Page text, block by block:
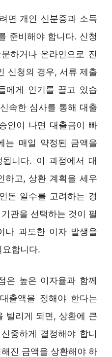
면 개인 신분증과 소득
준비해야 합니다. 신청
하거나 온라인으로 진
신청의 경우, 서류 제출
에게 인기를 끌고 있습
속한 심사를 통해 대출
인이 나면 대출금이 빠
는 매일 약정된 금액을
니다. 이 과정에서 대
하고, 상환 계획을 세우
돈 일수를 고려하는 경
관을 선택하는 것이 필
나 과도한 이자 발생을
합니다.
은 높은 이자율과 함께
출액을 정해야 한다는
빌리게 되면, 상환에 큰
중하게 결정해야 합니
진 금액을 상환해야 하